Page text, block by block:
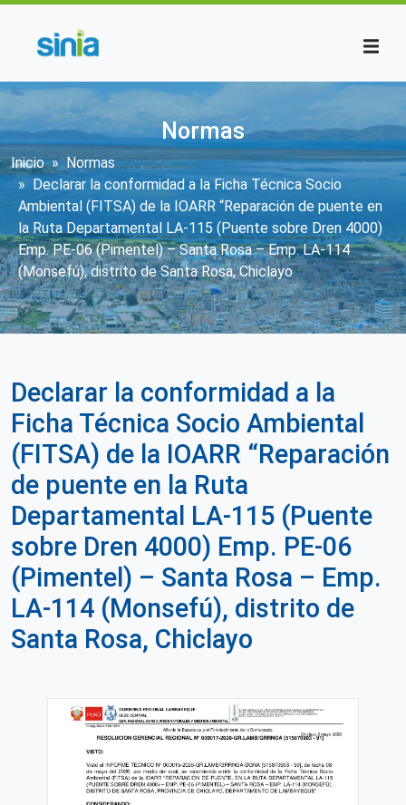
Normas
Sobrescribir enlaces de ayuda a la
Inicio
Normas
Declarar la conformidad a la Ficha Técnica Socio
Ambiental (FITSA) de la IOARR “Reparación de puente en
la Ruta Departamental LA-115 (Puente sobre Dren 4000)
Emp. PE-06 (Pimentel) – Santa Rosa – Emp. LA-114
(Monsefú), distrito de Santa Rosa, Chiclayo
Declarar la conformidad a la
Ficha Técnica Socio Ambiental
(FITSA) de la IOARR “Reparación
de puente en la Ruta
Departamental LA-115 (Puente
sobre Dren 4000) Emp. PE-06
(Pimentel) – Santa Rosa – Emp.
LA-114 (Monsefú), distrito de
Santa Rosa, Chiclayo